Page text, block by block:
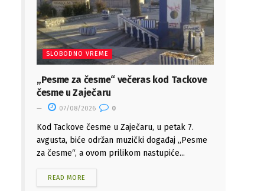
SLOBODNO VREME
„Pesme za česme“ večeras kod Tackove
česme u Zaječaru
07/08/2026 0
Kod Tackove česme u Zaječaru, u petak 7.
avgusta, biće održan muzički događaj „Pesme
za česme“, a ovom prilikom nastupiće...
READ MORE